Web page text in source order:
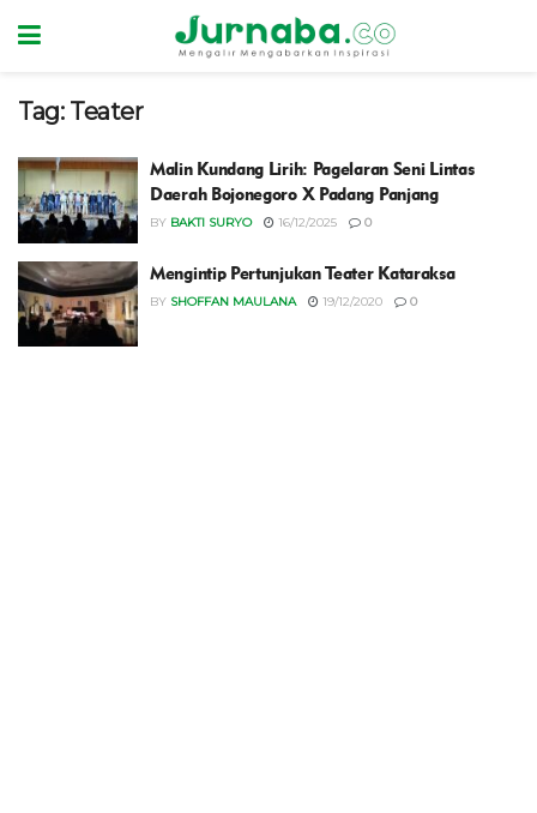
Tag: Teater
Malin Kundang Lirih: Pagelaran Seni Lintas
Daerah Bojonegoro X Padang Panjang
BY BAKTI SURYO 16/12/2025 0
Mengintip Pertunjukan Teater Kataraksa
BY SHOFFAN MAULANA 19/12/2020 0